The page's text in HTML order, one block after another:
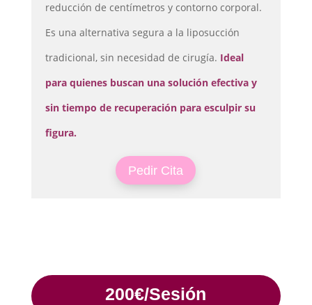
reducción de centímetros y contorno corporal.
Es una alternativa segura a la liposucción
tradicional, sin necesidad de cirugía. Ideal
para quienes buscan una solución efectiva y
sin tiempo de recuperación para esculpir su
figura.
Pedir Cita
200€/Sesión